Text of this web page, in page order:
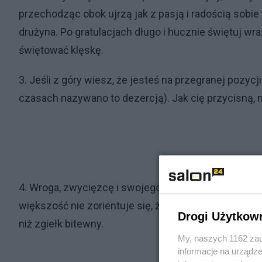
przechodząc obok ujrzą jak z pasją i radością
drużyna. Po gratulacjach długo i hucznie świętuj
świętować klęskę.
3. Jeśli z góry wiesz, że jesteś na przegranej
czasach nazywano to dezercją). Jak cię przycisną,
4. Wroga, zwycięzcę i swojego pogromcę nazywaj
większość nie zorientuje się, że w ogóle odbyła się
niż zgiełk bitewny.
Drogi
My, naszych 1162
informacje na